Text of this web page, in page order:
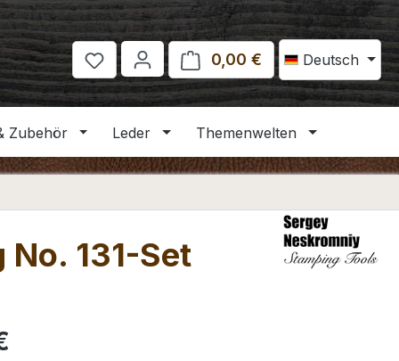
Deutsch
0,00 € Warenkorb
Zubehör Leder Themenwelten
131-Set